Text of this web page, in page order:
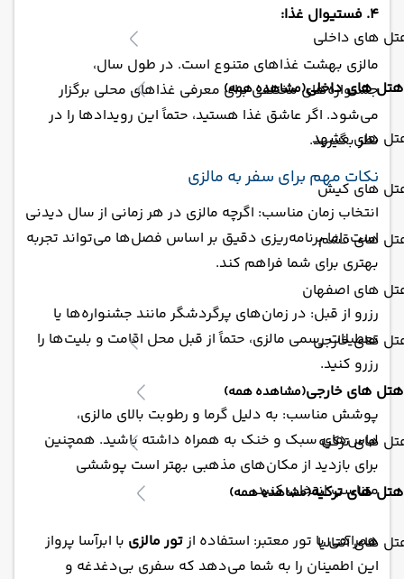
های داخلی
هتل های داخلی(مشاهده همه)
های مشهد
های کیش
های قشم
های اصفهان
های خارجی
هتل های خارجی(مشاهده همه)
های ترکیه
هتل های ترکیه(مشاهده همه)
های آنتالیا
4. فستیوال غذا:
مالزی بهشت غذاهای متنوع است. در طول سال،
جشنواره‌های مختلفی برای معرفی غذاهای محلی برگزار
می‌شود. اگر عاشق غذا هستید، حتماً این رویدادها را در
نظر بگیرید.
نکات مهم برای سفر به مالزی
انتخاب زمان مناسب: اگرچه مالزی در هر زمانی از سال دیدنی
است، اما برنامه‌ریزی دقیق بر اساس فصل‌ها می‌تواند تجربه
بهتری برای شما فراهم کند.
رزرو از قبل: در زمان‌های پرگردشگر مانند جشنواره‌ها یا
تعطیلات رسمی مالزی، حتماً از قبل محل اقامت و بلیت‌ها را
رزرو کنید.
پوشش مناسب: به دلیل گرما و رطوبت بالای مالزی،
لباس‌های سبک و خنک به همراه داشته باشید. همچنین
برای بازدید از مکان‌های مذهبی بهتر است پوششی
متناسب انتخاب کنید.
همراهی با تور معتبر: استفاده ازتور مالزی با ابرآسا پرواز
این اطمینان را به شما می‌دهد که سفری بی‌دغدغه و